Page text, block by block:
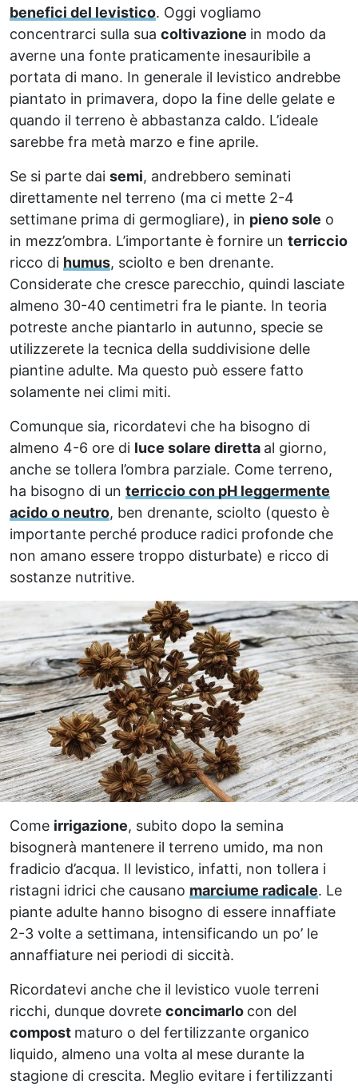
benefici del levistico. Oggi vogliamo
concentrarci sulla sua coltivazione in modo da
averne una fonte praticamente inesauribile a
portata di mano. In generale il levistico andrebbe
piantato in primavera, dopo la fine delle gelate e
quando il terreno è abbastanza caldo. L’ideale
sarebbe fra metà marzo e fine aprile.
Se si parte dai semi, andrebbero seminati
direttamente nel terreno (ma ci mette 2-4
settimane prima di germogliare), in pieno sole o
in mezz’ombra. L’importante è fornire un terriccio
ricco di humus, sciolto e ben drenante.
Considerate che cresce parecchio, quindi lasciate
almeno 30-40 centimetri fra le piante. In teoria
potreste anche piantarlo in autunno, specie se
utilizzerete la tecnica della suddivisione delle
piantine adulte. Ma questo può essere fatto
solamente nei climi miti.
Comunque sia, ricordatevi che ha bisogno di
almeno 4-6 ore di luce solare diretta al giorno,
anche se tollera l’ombra parziale. Come terreno,
ha bisogno di un terriccio con pH leggermente
acido o neutro, ben drenante, sciolto (questo è
importante perché produce radici profonde che
non amano essere troppo disturbate) e ricco di
sostanze nutritive.
Come irrigazione, subito dopo la semina
bisognerà mantenere il terreno umido, ma non
fradicio d’acqua. Il levistico, infatti, non tollera i
ristagni idrici che causano marciume radicale. Le
piante adulte hanno bisogno di essere innaffiate
2-3 volte a settimana, intensificando un po’ le
annaffiature nei periodi di siccità.
Ricordatevi anche che il levistico vuole terreni
ricchi, dunque dovrete concimarlo con del
compost maturo o del fertilizzante organico
liquido, almeno una volta al mese durante la
stagione di crescita. Meglio evitare i fertilizzanti